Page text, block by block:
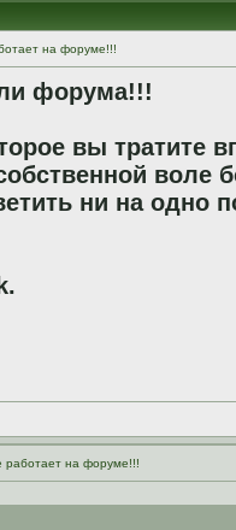
на форуме!!!
форума!!!
вы тратите
воле
ни на одно
работает на форуме!!!